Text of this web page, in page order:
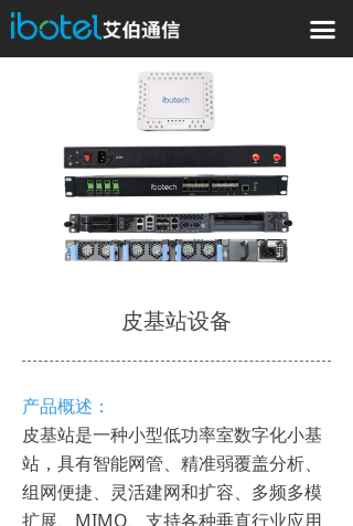
끀
皮基站设备
产品概述：
皮基站是一种小型低功率室数字化小基
站，具有智能网管、精准弱覆盖分析、
组网便捷、灵活建网和扩容、多频多模
扩展、MIMO、支持各种垂直行业应用